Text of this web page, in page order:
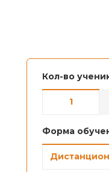
Кол-во
1
Форма